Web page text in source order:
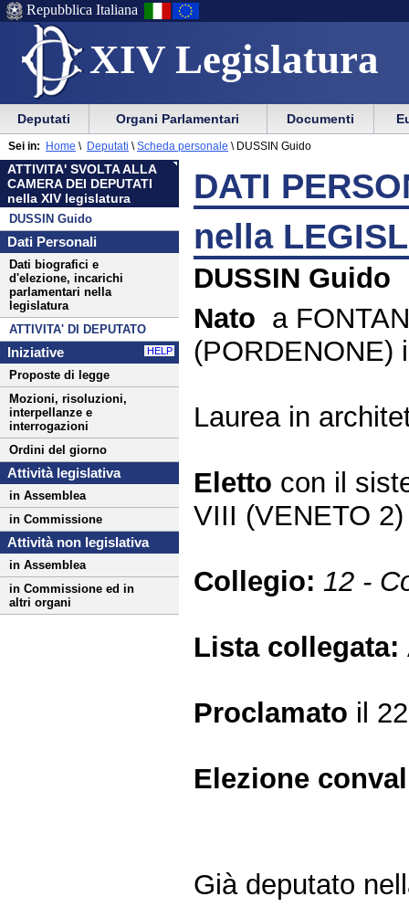
XIV Legislatura
Menu
di
ausilio
alla
navigazione
Vai
Menu
di
navigazione
principale
Repubblica Italiana
Menu
di
navigazione
principale
Vai
menu
di
sezione
Deputati Organi Parlamentari Documenti
ATTIVITA' SVOLTA ALLA
CAMERA DEI DEPUTATI
nella XIV legislatura
DUSSIN Guido
Dati Personali
Dati biografici e
d'elezione, incarichi
parlamentari nella
legislatura
ATTIVITA' DI DEPUTATO
Iniziative HELP
Proposte di legge
Mozioni, risoluzioni,
interpellanze e
interrogazioni
Ordini del giorno
Attività legislativa
in Assemblea
in Commissione
Attività non legislativa
in Assemblea
in Commissione ed in
altri organi
Sei in: Home \ Deputati \ Scheda personale \ DUSSIN Guido
DATI
nella
DUSSIN Guido
Nato a
(PORDENONE)
Laurea in
Eletto con il
VIII (VENETO 2)
Collegio: 12 -
Lista collegata:
Proclamato il
Elezione
Già deputato